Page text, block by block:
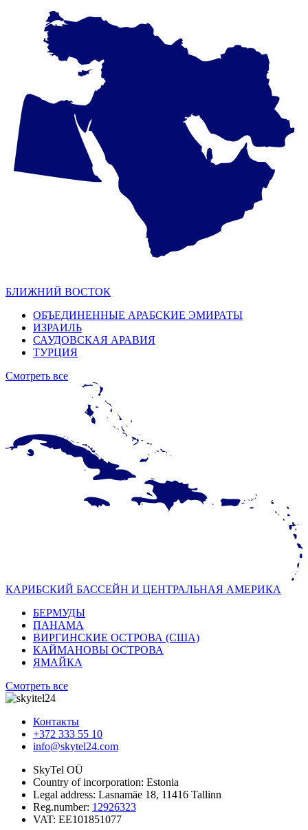
БЛИЖНИЙ ВОСТОК
ОБЪЕДИНЕННЫЕ АРАБСКИЕ ЭМИРАТЫ
ИЗРАИЛЬ
САУДОВСКАЯ АРАВИЯ
ТУРЦИЯ
Смотреть все
КАРИБСКИЙ БАССЕЙН И ЦЕНТРАЛЬНАЯ АМЕРИКА
БЕРМУДЫ
ПАНАМА
ВИРГИНСКИЕ ОСТРОВА (США)
КАЙМАНОВЫ ОСТРОВА
ЯМАЙКА
Смотреть все
Контакты
+372 333 55 10
info@skytel24.com
SkyTel OÜ
Country of incorporation: Estonia
Legal address: Lasnamäe 18, 11416 Tallinn
Reg.number: 12926323
VAT: EE101851077